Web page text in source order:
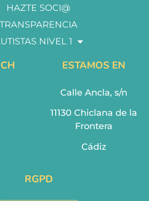
HAZTE SOCI@
TRANSPARENCIA
NIVEL 1
ESTAMOS EN
Calle Ancla, s/n
11130 Chiclana de la
Frontera
Cádiz
RGPD